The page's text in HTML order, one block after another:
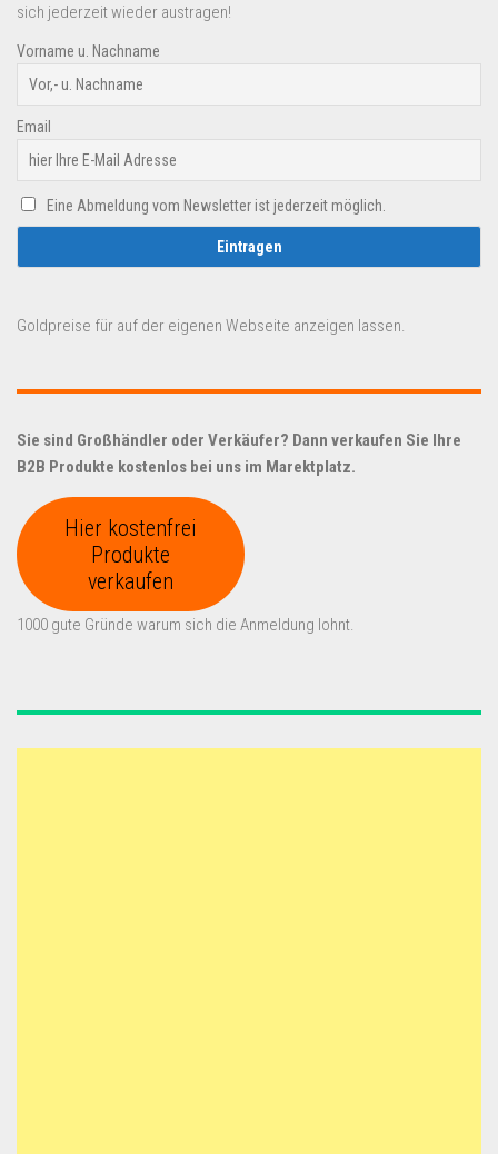
sich jederzeit wieder austragen!
Vorname u. Nachname
Email
Eine Abmeldung vom Newsletter ist jederzeit möglich.
Goldpreise für auf der eigenen Webseite anzeigen lassen.
Sie sind Großhändler oder Verkäufer? Dann verkaufen Sie Ihre
B2B Produkte kostenlos bei uns im Marektplatz.
Hier kostenfrei
Produkte
verkaufen
1000 gute Gründe warum sich die Anmeldung lohnt.